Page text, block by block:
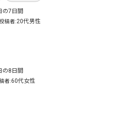
の7日間
稿者 20代男性
！フロリダ ウォルト・
リゾート＆ユニバーサ
の8日間
者 60代女性
滞在！ディズニー＆ユ